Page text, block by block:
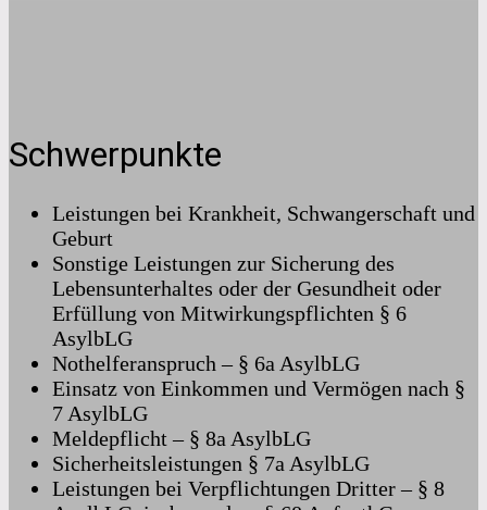
Schwerpunkte
Leistungen bei Krankheit, Schwangerschaft und
Geburt
Sonstige Leistungen zur Sicherung des
Lebensunterhaltes oder der Gesundheit oder
Erfüllung von Mitwirkungspflichten § 6
AsylbLG
Nothelferanspruch – § 6a AsylbLG
Einsatz von Einkommen und Vermögen nach §
7 AsylbLG
Meldepflicht – § 8a AsylbLG
Sicherheitsleistungen § 7a AsylbLG
Leistungen bei Verpflichtungen Dritter – § 8